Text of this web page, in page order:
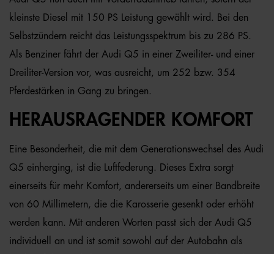
kleinste Diesel mit 150 PS Leistung gewählt wird. Bei den
Selbstzündern reicht das Leistungsspektrum bis zu 286 PS.
Als Benziner fährt der Audi Q5 in einer Zweiliter- und einer
Dreiliter-Version vor, was ausreicht, um 252 bzw. 354
Pferdestärken in Gang zu bringen.
HERAUSRAGENDER KOMFORT
Eine Besonderheit, die mit dem Generationswechsel des Audi
Q5 einherging, ist die Luftfederung. Dieses Extra sorgt
einerseits für mehr Komfort, andererseits um einer Bandbreite
von 60 Millimetern, die die Karosserie gesenkt oder erhöht
werden kann. Mit anderen Worten passt sich der Audi Q5
individuell an und ist somit sowohl auf der Autobahn als